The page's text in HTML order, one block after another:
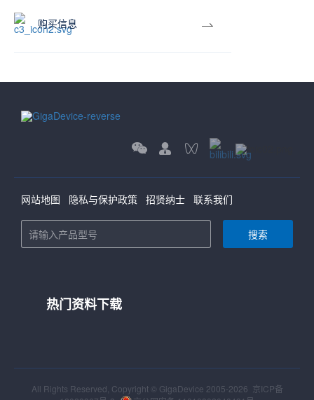
购买信息
网站地图 隐私与保护政策 招贤纳士 联系我们
搜索
热门资料下载
All Rights Reserved, Copyright © GigaDevice 2005-2026 京ICP备